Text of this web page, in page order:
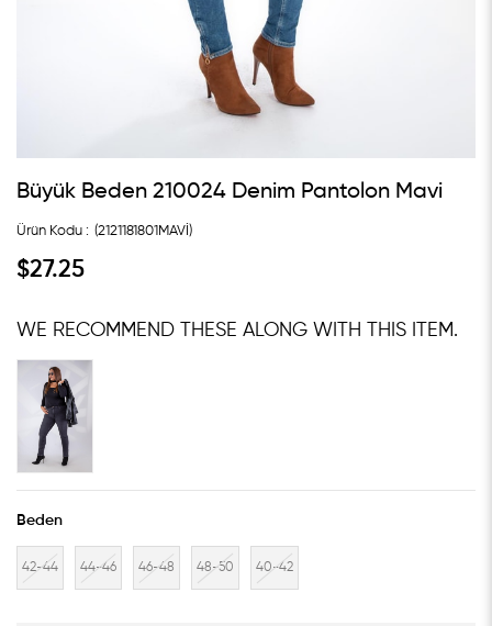
Büyük Beden 210024 Denim Pantolon Mavi
(2121181801MAVİ)
$27.25
WE RECOMMEND THESE ALONG WITH THIS ITEM.
Beden
42-44 44-46 46-48 48-50 40-42